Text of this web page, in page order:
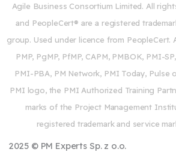
Agile Business Consortium Limited. All
and PeopleCert® are a registered
group. Used under licence from PeopleCert.
PMP, PgMP, PfMP, CAPM, PMBOK, PMI-
PMI-PBA, PM Network, PMI Today, Pulse
PMI logo, the PMI Authorized Training
marks of the Project Management
registered trademark and service
2025 © PM Experts Sp. z o.o.